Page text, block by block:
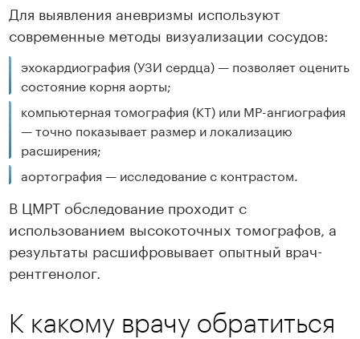
Для выявления аневризмы используют
современные методы визуализации сосудов:
эхокардиография (УЗИ сердца) — позволяет оценить
состояние корня аорты;
компьютерная томография (КТ) или МР-ангиография
— точно показывает размер и локализацию
расширения;
аортография — исследование с контрастом.
В ЦМРТ обследование проходит с
использованием высокоточных томографов, а
результаты расшифровывает опытный врач-
рентгенолог.
К какому врачу обратиться